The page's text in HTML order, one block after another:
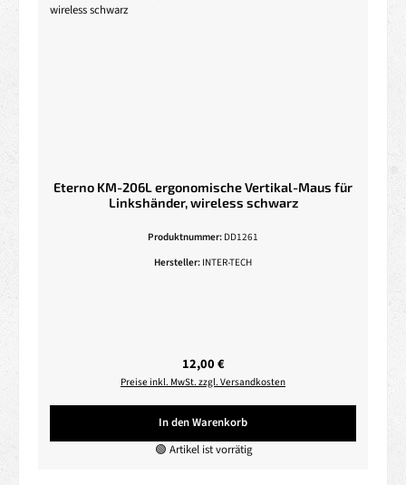
Eterno KM-206L ergonomische Vertikal-Maus für
Linkshänder, wireless schwarz
Produktnummer: DD1261
Hersteller: INTER-TECH
Regulärer Preis:
12,00 €
Preise inkl. MwSt. zzgl. Versandkosten
In den Warenkorb
🟢 Artikel ist vorrätig